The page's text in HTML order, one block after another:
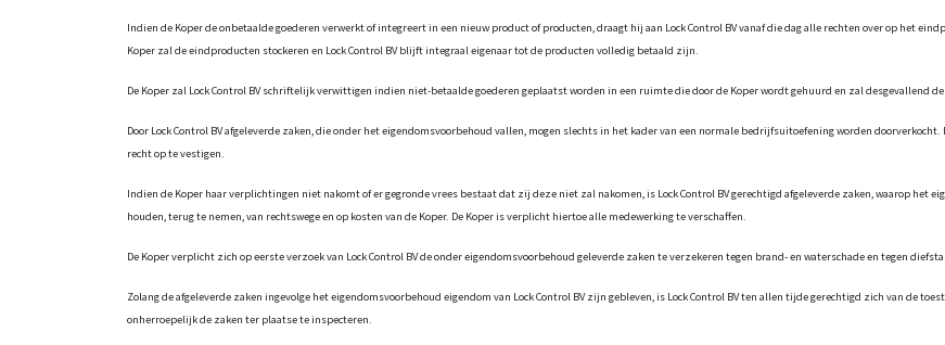
Indien de Koper de onbetaalde goederen verwerkt of integreert in een nieuw product of producten, draagt hij aan Lock Control BV vanaf die dag alle rechten over op het
Koper zal de eindproducten stockeren en Lock Control BV blijft integraal eigenaar tot de producten volledig betaald zijn.
De Koper zal Lock Control BV schriftelijk verwittigen indien niet-betaalde goederen geplaatst worden in een ruimte die door de Koper wordt gehuurd en zal desgevallend
Door Lock Control BV afgeleverde zaken, die onder het eigendomsvoorbehoud vallen, mogen slechts in het kader van een normale bedrijfsuitoefening worden
recht op te vestigen.
Indien de Koper haar verplichtingen niet nakomt of er gegronde vrees bestaat dat zij deze niet zal nakomen, is Lock Control BV gerechtigd afgeleverde zaken, waarop het
houden, terug te nemen, van rechtswege en op kosten van de Koper. De Koper is verplicht hiertoe alle medewerking te verschaffen.
De Koper verplicht zich op eerste verzoek van Lock Control BV de onder eigendomsvoorbehoud geleverde zaken te verzekeren tegen brand- en waterschade en tegen
Zolang de afgeleverde zaken ingevolge het eigendomsvoorbehoud eigendom van Lock Control BV zijn gebleven, is Lock Control BV ten allen tijde gerechtigd zich van de
onherroepelijk de zaken ter plaatse te inspecteren.